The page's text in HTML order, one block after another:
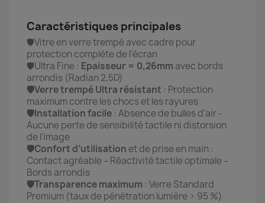
Caractéristiques principales
🛡️Vitre en verre trempé avec cadre pour
protection complète de l'écran
🛡️Ultra Fine : Epaisseur = 0,26mm avec bords
arrondis (Radian 2,5D)
🛡️Verre trempé Ultra résistant : Protection
maximum contre les chocs et les rayures
🛡️Installation facile : Absence de bulles d’air -
Aucune perte de sensibilité tactile ni distorsion
de l’image
🛡️Confort d’utilisation et de prise en main :
Contact agréable – Réactivité tactile optimale –
Bords arrondis
🛡️Transparence maximum : Verre Standard
Premium (taux de pénétration lumière > 95 %)